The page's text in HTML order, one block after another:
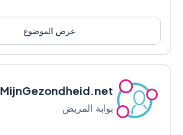
عرض الموضوع
MijnGezondheid.net
بوابة المريض